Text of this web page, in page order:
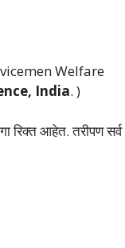
Welfare
India. )
रिक्त आहेत. तरीपण सर्व